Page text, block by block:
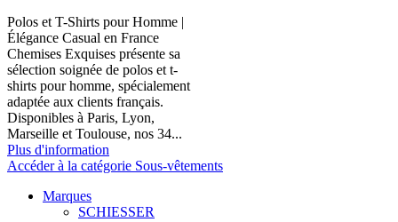
Polos et T-Shirts pour Homme |
Élégance Casual en France
Chemises Exquises présente sa
sélection soignée de polos et t-
shirts pour homme, spécialement
adaptée aux clients français.
Disponibles à Paris, Lyon,
Marseille et Toulouse, nos 34...
Plus d'information
Accéder à la catégorie Sous-vêtements
Marques
SCHIESSER